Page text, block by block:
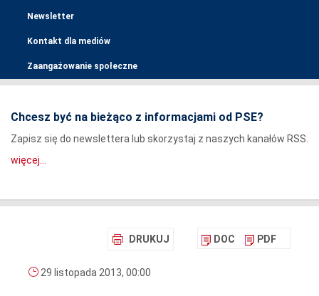
Newsletter
Kontakt dla mediów
Zaangażowanie społeczne
Chcesz być na bieżąco z informacjami od PSE?
Zapisz się do newslettera lub skorzystaj z naszych kanałów RSS.
więcej...
DRUKUJ DOC PDF
29 listopada 2013, 00:00